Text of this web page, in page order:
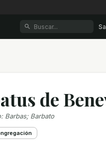
de
: Barbas; Barbato